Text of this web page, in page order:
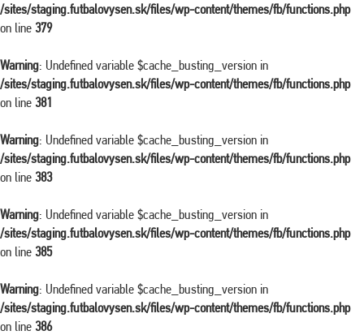
/sites/staging.futbalovysen.sk/files/wp-content/themes/fb/functions.php
on line 379
Warning: Undefined variable $cache_busting_version in
/sites/staging.futbalovysen.sk/files/wp-content/themes/fb/functions.php
on line 381
Warning: Undefined variable $cache_busting_version in
/sites/staging.futbalovysen.sk/files/wp-content/themes/fb/functions.php
on line 383
Warning: Undefined variable $cache_busting_version in
/sites/staging.futbalovysen.sk/files/wp-content/themes/fb/functions.php
on line 385
Warning: Undefined variable $cache_busting_version in
/sites/staging.futbalovysen.sk/files/wp-content/themes/fb/functions.php
on line 386